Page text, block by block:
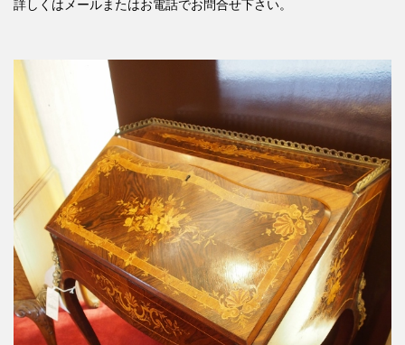
詳しくはメールまたはお電話でお問合せ下さい。